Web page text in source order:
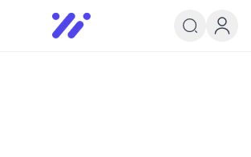
Infoedu
Ta&#039;lim xabarlari va